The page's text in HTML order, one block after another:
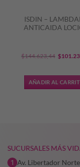
ISDIN –
ANTICAIDA
$144.623,44 El
original
era:
$
AÑADIR AL
SUCURSALES MÁS
Av. Libertador